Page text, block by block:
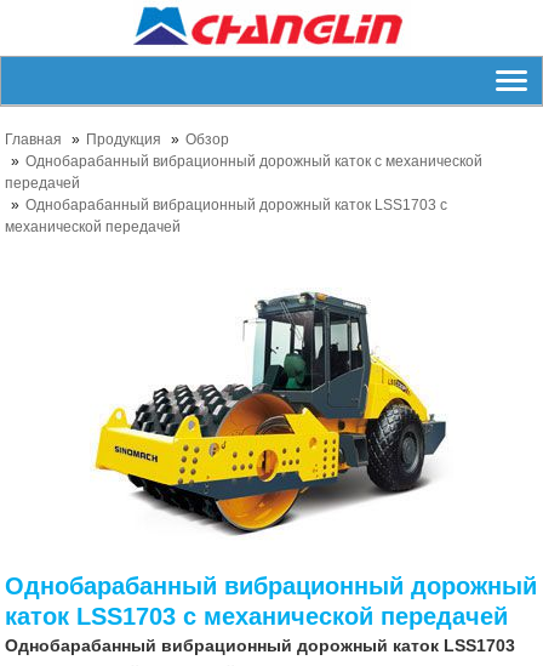
Главная Продукция
Обзор
Однобарабанный вибрационный дорожный каток с механической
передачей
Однобарабанный вибрационный дорожный каток LSS1703 с
механической передачей
Однобарабанный вибрационный дорожный
каток LSS1703 с механической передачей
Однобарабанный вибрационный дорожный каток LSS1703